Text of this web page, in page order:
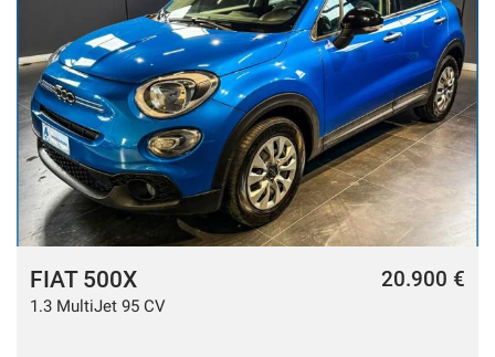
FIAT 500X
1.3 MultiJet 95 CV
20.900 €